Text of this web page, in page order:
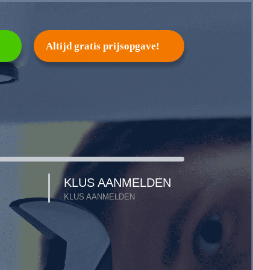
Altijd gratis prijsopgave!
KLUS AANMELDEN
KLUS AANMELDEN